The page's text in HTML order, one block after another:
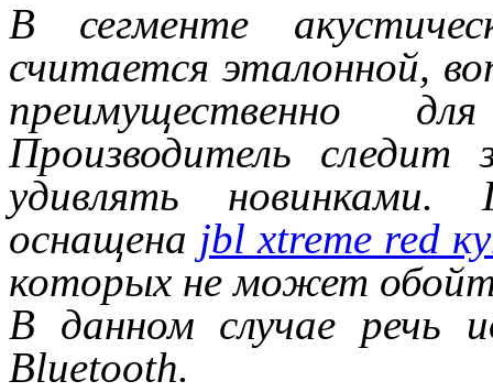
В сегменте
считается эталонной,
преимущественно
Производитель
удивлять
оснащена jbl xtreme red
которых не может
В данном случае речь
Bluetooth.